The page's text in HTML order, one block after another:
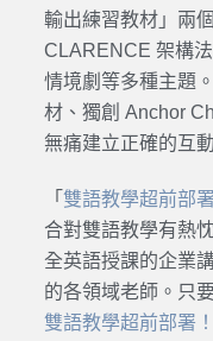
輸出練習教材」兩
CLARENCE 架構
情境劇等多種主題
材、獨創 Anchor
無痛建立正確的互
「 雙語教學超前部
合對雙語教學有熱
全英語授課的企業
的各領域老師。只
雙語教學超前部署